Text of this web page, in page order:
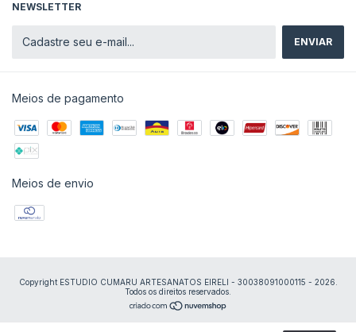
NEWSLETTER
Meios de pagamento
Meios de envio
Copyright ESTUDIO CUMARU ARTESANATOS EIRELI - 30038091000115 - 2026.
Todos os direitos reservados.